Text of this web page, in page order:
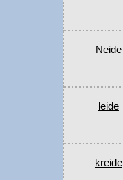
Neide
leide
kreide